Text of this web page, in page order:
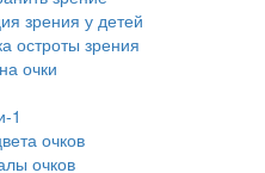
зрения у детей
остроты зрения
очки
1
очков
очков